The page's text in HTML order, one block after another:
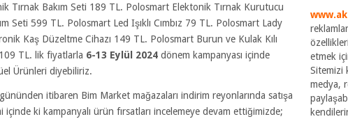
Tırnak Bakım Seti 189 TL. Polosmart Elektonik Tırnak Kurutucu
Seti 599 TL. Polosmart Led Işıklı Cımbız 79 TL. Polosmart Lady
Kaş Düzeltme Cihazı 149 TL. Polosmart Burun ve Kulak Kılı
TL. lik fiyatlarla 6-13 Eylül 2024 dönem kampanyası içinde
Ürünleri diyebiliriz.
itibaren Bim Market mağazaları indirim reyonlarında satışa
ki kampanyalı ürün fırsatları incelemeye devam ettiğimizde;
etmek
Sitemizi
medya,